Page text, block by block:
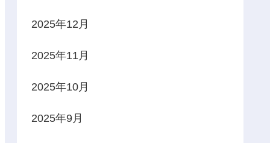
2025年12月
2025年11月
2025年10月
2025年9月